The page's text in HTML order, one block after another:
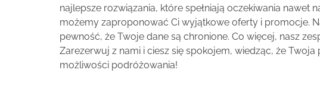
najlepsze rozwiązania, które spełniają oczekiwania
możemy zaproponować Ci wyjątkowe oferty i promocje.
pewność, że Twoje dane są chronione. Co więcej, nasz
Zarezerwuj z nami i ciesz się spokojem, wiedząc, że
możliwości podróżowania!